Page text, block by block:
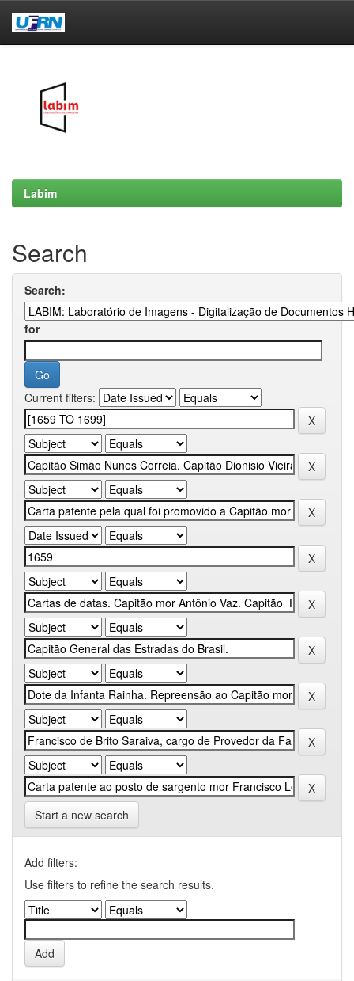
Labim
Search
Search:
for
Current filters:
Start a new search
Add filters:
Use filters to refine the search results.